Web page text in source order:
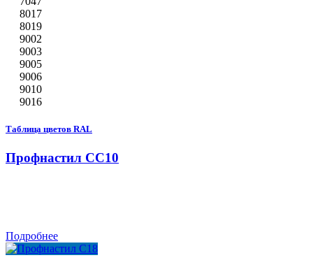
8017
8019
9002
9003
9005
9006
9010
9016
Таблица цветов RAL
Профнастил СС10
Подробнее